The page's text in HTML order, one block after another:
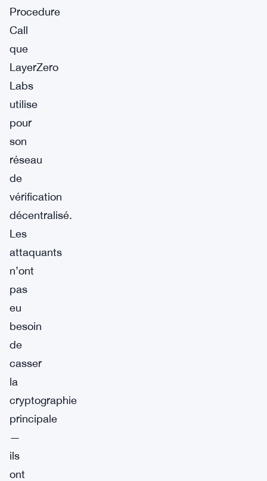
Procedure
Call
que
LayerZero
Labs
utilise
pour
son
réseau
de
vérification
décentralisé.
Les
attaquants
n’ont
pas
eu
besoin
de
casser
la
cryptographie
principale
—
ils
ont